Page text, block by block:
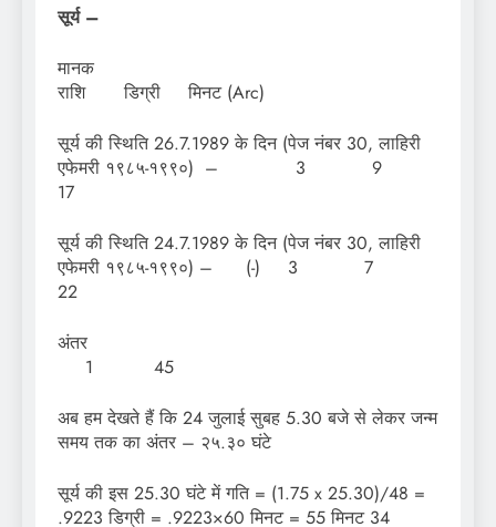
सूर्य –
राशि डिग्री मिनट (Arc)
सूर्य की स्थिति 26.7.1989 के दिन (पेज नंबर 30, लाहिरी
एफेमरी १९८५-१९९०) – 3 9
17
सूर्य की स्थिति 24.7.1989 के दिन (पेज नंबर 30, लाहिरी
एफेमरी १९८५-१९९०) – (-) 3 7
22
1 45
अब हम देखते हैं कि 24 जुलाई सुबह 5.30 बजे से लेकर जन्म
समय तक का अंतर – २५.३० घंटे
सूर्य की इस 25.30 घंटे में गति = (1.75 x 25.30)/48 =
.9223 डिग्री = .9223×60 मिनट = 55 मिनट 34